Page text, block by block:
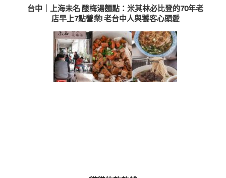
台中｜上海未名 酸梅湯麵點：米其林必比登的70年老
店早上7點營業! 老台中人與饕客心頭愛